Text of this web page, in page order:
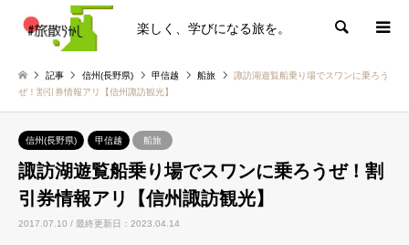
楽しく、学びになる旅を。 検索
記事 信州(長野県) 甲信越 船旅
諏訪湖遊覧船乗り場でスワンに乗ろう
ぜ！割引券情報アリ【信州諏訪観光】
信州(長野県) 甲信越 船旅
諏訪湖遊覧船乗り場でスワンに乗ろうぜ！割
引券情報アリ【信州諏訪観光】
2017.07.10 / 最終更新日：2023.04.14